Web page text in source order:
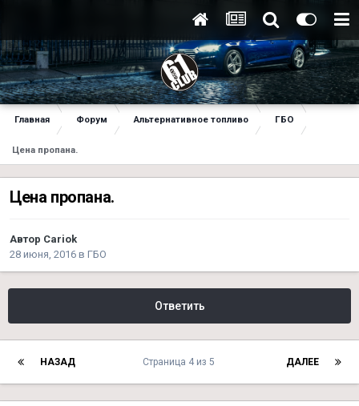
Главная Форум Альтернативное топливо ГБО
Цена пропана.
Цена пропана.
Автор Cariok
28 июня, 2016 в ГБО
Ответить
НАЗАД ДАЛЕЕ
Страница 4 из 5